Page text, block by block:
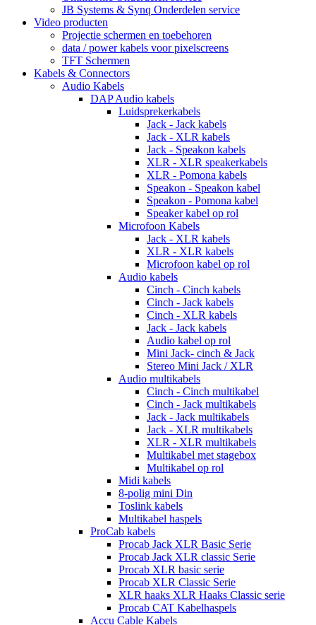
JB Systems & Synq Onderdelen service
Video producten
Projectie schermen en toebehoren
data / power kabels voor pixelscreens
TFT Schermen
Kabels & Connectors
Audio Kabels
DAP Audio kabels
Luidsprekerkabels
Jack - Jack kabels
Jack - XLR kabels
Jack - Speakon kabels
XLR - XLR speakerkabels
XLR - Pomona kabels
Speakon - Speakon kabel
Speakon - Pomona kabel
Speaker kabel op rol
Microfoon Kabels
Jack - XLR kabels
XLR - XLR kabels
Microfoon kabel op rol
Audio kabels
Cinch - Cinch kabels
Cinch - Jack kabels
Cinch - XLR kabels
Jack - Jack kabels
Audio kabel op rol
Mini Jack- cinch & Jack
Stereo Mini Jack / XLR
Audio multikabels
Cinch - Cinch multikabel
Cinch - Jack multikabels
Jack - Jack multikabels
Jack - XLR multikabels
XLR - XLR multikabels
Multikabel met stagebox
Multikabel op rol
Midi kabels
8-polig mini Din
Toslink kabels
Multikabel haspels
ProCab kabels
Procab Jack XLR Basic Serie
Procab Jack XLR classic Serie
Procab XLR basic serie
Procab XLR Classic Serie
XLR haaks XLR Haaks Classic serie
Procab CAT Kabelhaspels
Accu Cable Kabels